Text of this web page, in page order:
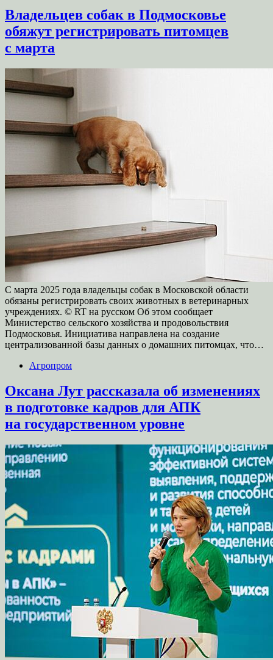
Владельцев собак в Подмосковье
обяжут регистрировать питомцев
с марта
С марта 2025 года владельцы собак в Московской области
обязаны регистрировать своих животных в ветеринарных
учреждениях. © RT на русском Об этом сообщает
Министерство сельского хозяйства и продовольствия
Подмосковья. Инициатива направлена на создание
централизованной базы данных о домашних питомцах, что…
Агропром
Оксана Лут рассказала об изменениях
в подготовке кадров для АПК
на государственном уровне